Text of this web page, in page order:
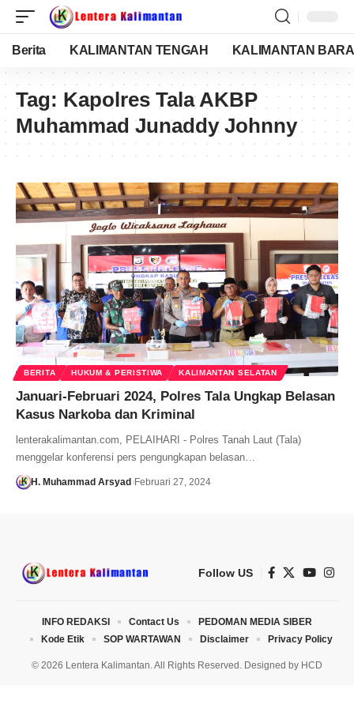
Berita KALIMANTAN TENGAH KALIMANTAN
Tag: Kapolres Tala AKBP
Muhammad Junaddy Johnny
BERITA HUKUM & PERISTIWA KALIMANTAN SELATAN
Januari-Februari 2024, Polres Tala Ungkap Belasan
Kasus Narkoba dan Kriminal
lenterakalimantan.com, PELAIHARI - Polres Tanah Laut (Tala)
menggelar konferensi pers pengungkapan belasan…
H. Muhammad Arsyad Februari 27, 2024
Follow US
© 2026 Lentera Kalimantan. All Rights Reserved. Designed by HCD
INFO REDAKSI Contact Us
PEDOMAN MEDIA SIBER
Kode Etik
SOP WARTAWAN Disclaimer Privacy Policy